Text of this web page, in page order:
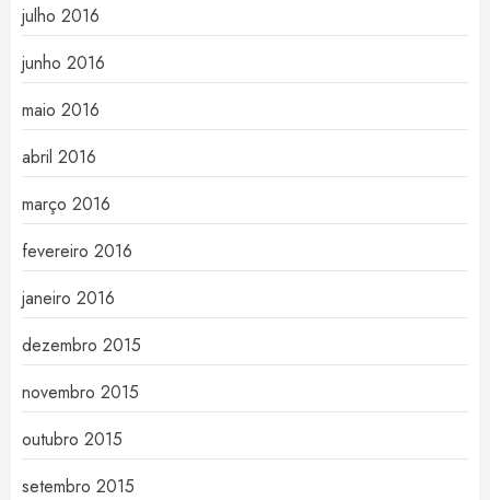
julho 2016
junho 2016
maio 2016
abril 2016
março 2016
fevereiro 2016
janeiro 2016
dezembro 2015
novembro 2015
outubro 2015
setembro 2015